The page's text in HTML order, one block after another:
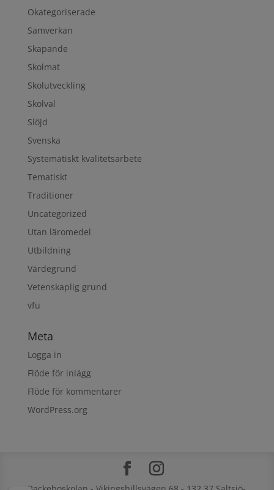
Okategoriserade
Samverkan
Skapande
Skolmat
Skolutveckling
Skolval
Slöjd
Svenska
Systematiskt kvalitetsarbete
Tematiskt
Traditioner
Uncategorized
Utan läromedel
Utbildning
Värdegrund
Vetenskaplig grund
vfu
Meta
Logga in
Flöde för inlägg
Flöde för kommentarer
WordPress.org